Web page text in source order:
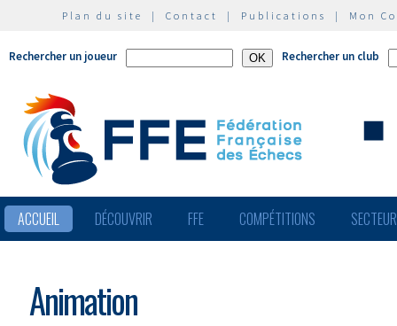
Plan du site | Contact | Publications | Mon
Rechercher un joueur Rechercher un club
ACCUEIL DÉCOUVRIR FFE COMPÉTITIONS
Animation